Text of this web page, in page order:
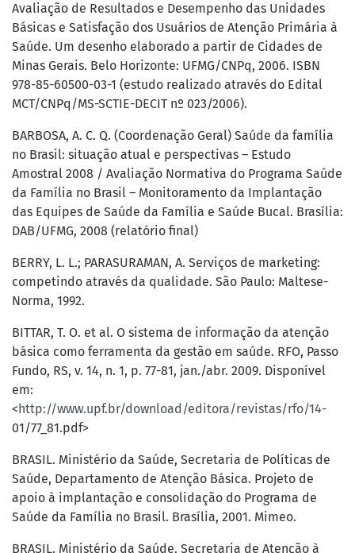
Avaliação de Resultados e Desempenho das Unidades
Básicas e Satisfação dos Usuários de Atenção Primária à
Saúde. Um desenho elaborado a partir de Cidades de
Minas Gerais. Belo Horizonte: UFMG/CNPq, 2006. ISBN
978-85-60500-03-1 (estudo realizado através do Edital
MCT/CNPq/MS-SCTIE-DECIT nº 023/2006).
BARBOSA, A. C. Q. (Coordenação Geral) Saúde da família
no Brasil: situação atual e perspectivas – Estudo
Amostral 2008 / Avaliação Normativa do Programa Saúde
da Família no Brasil – Monitoramento da Implantação
das Equipes de Saúde da Família e Saúde Bucal. Brasília:
DAB/UFMG, 2008 (relatório final)
BERRY, L. L.; PARASURAMAN, A. Serviços de marketing:
competindo através da qualidade. São Paulo: Maltese-
Norma, 1992.
BITTAR, T. O. et al. O sistema de informação da atenção
básica como ferramenta da gestão em saúde. RFO, Passo
Fundo, RS, v. 14, n. 1, p. 77-81, jan./abr. 2009. Disponível
em:
< http://www.upf.br/download/editora/revistas/rfo/14-
01/77_81.pdf>
BRASIL. Ministério da Saúde, Secretaria de Políticas de
Saúde, Departamento de Atenção Básica. Projeto de
apoio à implantação e consolidação do Programa de
Saúde da Família no Brasil. Brasília, 2001. Mimeo.
BRASIL. Ministério da Saúde. Secretaria de Atenção à